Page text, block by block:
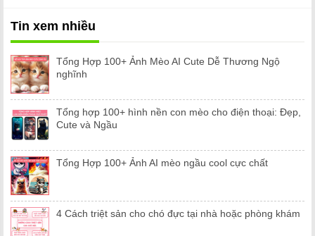
Tin xem nhiều
Tổng Hợp 100+ Ảnh Mèo AI Cute Dễ Thương Ngộ
nghĩnh
Tổng hợp 100+ hình nền con mèo cho điện thoại: Đẹp,
Cute và Ngầu
Tổng Hợp 100+ Ảnh AI mèo ngầu cool cực chất
4 Cách triệt sản cho chó đực tại nhà hoặc phòng khám